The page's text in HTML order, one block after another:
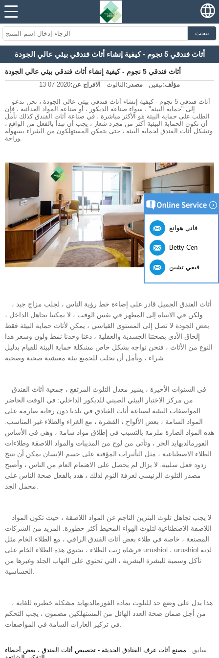
يبحث
أثاث فندقي 5 نجوم - كيفية إنشاء أثاث فندقي بيئي عالي الجودة
أثاث فندقي 5 نجوم - كيفية إنشاء أثاث فندقي بيئي عالي الجودة
مؤلف:تيفين مصدر: الثالوث الافراج عن:2020-07-13
إلى "حماية البيئة" ، سواء صناعة الديكور ، أو صناعة المواد الغذائية ، فإن
الطلب على حماية البيئة هو الأكثر مباشرة ، في صناعة أثاث الفندق كذلك نأمل
أن تكون الحماية البيئية أكثر من مجرد شعار ، يجب أن تبدأ بالفعل من الواقع ،
وتشكل أثاث الفندق لحماية البيئة ، حتى يتمكن المستهلكون من الشراء بسهولة
وراحة.
ولكن في الانتباه إلى المظهر في نفس الوقت ، لا يمكننا تجاهل الداخل ،
بعض الجودة لا تصل إلى المستوى القياسي ، يمكن لأثاث حماية البيئة فقط
إلحاق الأذى بصحتنا الجسدية والعقلية ، دعنا وحدنا نمط ولون وسعر هذا
النوع من الأثاث ، فنحن نواجه بشكل خاص مشكلة حماية البيئة للقيام بدليل
من مركز الاختبار البيئي الصيني للديكور الداخلي: في الوقت الحاضر
المواصفات البيئية لصناعة أثاث الفنادق في بلدنا دون رقابة صارمة على
المواد السامة ، بعض الألواح ، القشرة ، مع الغراء والطلاء غير المناسب.
هذه المواد الضارة ملزمة بالتسبب في إطلاق مواد سامة ، وهي في الأساس
الفورمالديهايد الحر ، وتأتي من لوح من المذيبات والمواد اللاصقة وطلاءات
الطلاء الاصطناعية ، مثل التأثيرات المؤقتة على جسم الإنسان يمكن أن تنتج
ردود فعل سلبية. لا يزال لم يحصل على الاهتمام العام من الناس ، وأصبح
مصدر التلوث الرئيسي لغرفة النوم لذلك ، هدد بالفعل صحة الناس على
اللاصقة الاصطناعية لتلوث الهواء المحيط أكثر خطورة. المزيد من الشركات
المصنعة ، خاصة في طلاء بعض أثاث الفندق الراقي ، مع الطلاء الخام مثل
فرشاة زيت الطلاء ، تحتوي هذه الطلاء الخام على urushiol ، urushiol لديه
تآكل وسمية للبشرة البشرية ، التي تحتوي على التهاب الجلد وغيرها من
من أجل ضمان صحة العدد الهائل من المستهلكين مضمون ، يجب التحكم
سابق : مصنع أثاث غرف الفنادق الحديثة - تخصيص أثاث الفندق ، بعض أخطاء
فاني هوانغ
Betty Cen
فيفي تشين